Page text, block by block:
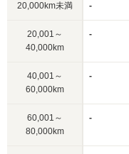
20,000km未満 -
20,001～
40,000km
-
40,001～
60,000km
-
60,001～
80,000km
-